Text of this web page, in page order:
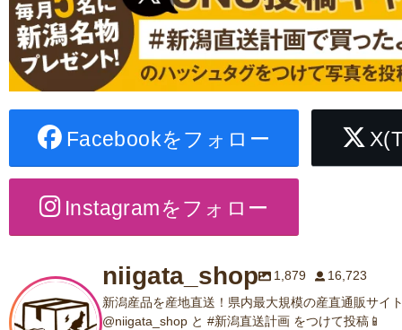
Facebookをフォロー
Instagramをフォロー
niigata_shop 1,879
16,723
新潟産品を産地直送！県内最大規模の産直通販サイ
@niigata_shop と #新潟直送計画 をつけて投稿📱